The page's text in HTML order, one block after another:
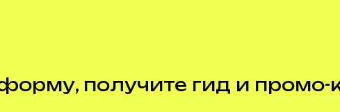
получите гид и промо-